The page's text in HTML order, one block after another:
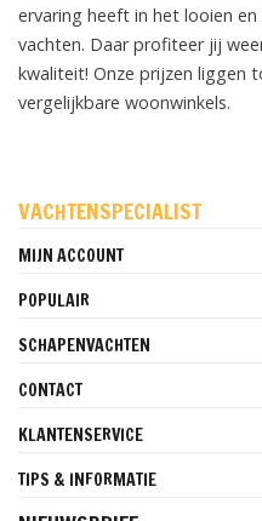
ervaring heeft in het looien
vachten. Daar profiteer jij
kwaliteit! Onze prijzen liggen
vergelijkbare woonwinkels.
VACHTENSPECIALIST
MIJN ACCOUNT
POPULAIR
SCHAPENVACHTEN
CONTACT
KLANTENSERVICE
TIPS & INFORMATIE